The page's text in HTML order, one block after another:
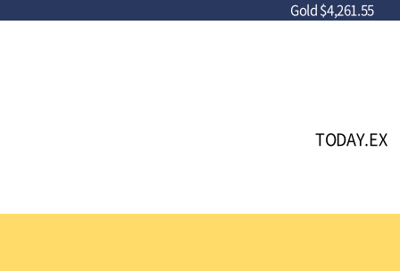
Gold$4,261.55
TODAY.EX